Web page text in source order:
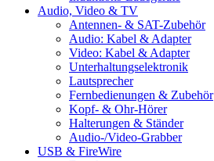
Audio, Video & TV
Antennen- & SAT-Zubehör
Audio: Kabel & Adapter
Video: Kabel & Adapter
Unterhaltungselektronik
Lautsprecher
Fernbedienungen & Zubehör
Kopf- & Ohr-Hörer
Halterungen & Ständer
Audio-/Video-Grabber
USB & FireWire